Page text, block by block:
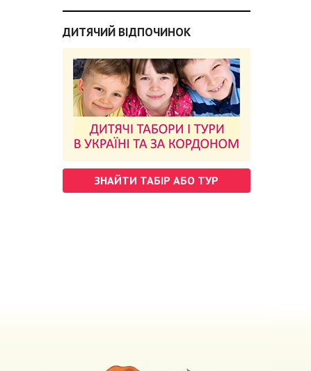
ДИТЯЧИЙ ВІДПОЧИНОК
ЗНАЙТИ ТАБІР АБО ТУР